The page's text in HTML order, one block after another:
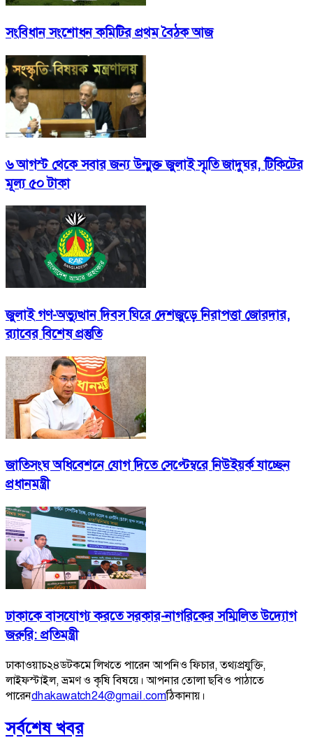
সংবিধান সংশোধন কমিটির প্রথম বৈঠক আজ
৬ আগস্ট থেকে সবার জন্য উন্মুক্ত জুলাই স্মৃতি জাদুঘর, টিকিটের
মূল্য ৫০ টাকা
জুলাই গণ-অভ্যুত্থান দিবস ঘিরে দেশজুড়ে নিরাপত্তা জোরদার,
র‌্যাবের বিশেষ প্রস্তুতি
জাতিসংঘ অধিবেশনে যোগ দিতে সেপ্টেম্বরে নিউইয়র্ক যাচ্ছেন
প্রধানমন্ত্রী
ঢাকাকে বাসযোগ্য করতে সরকার-নাগরিকের সম্মিলিত উদ্যোগ
জরুরি: প্রতিমন্ত্রী
ঢাকাওয়াচ২৪ডটকমে লিখতে পারেন আপনিও ফিচার, তথ্যপ্রযুক্তি,
লাইফস্টাইল, ভ্রমণ ও কৃষি বিষয়ে। আপনার তোলা ছবিও পাঠাতে
পারেনdhakawatch24@gmail.comঠিকানায়।
সর্বশেষ খবর